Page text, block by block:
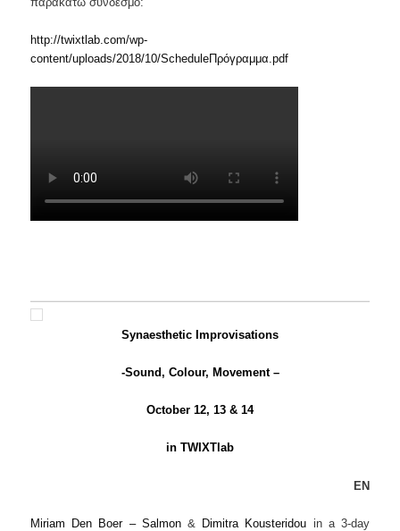
http://twixtlab.com/wp-
content/uploads/2018/10/ScheduleΠρόγραμμα.pdf
Synaesthetic Improvisations
-Sound, Colour, Movement –
October 12, 13 & 14
in TWIXTlab​
EN
Miriam Den Boer – Salmon& Dimitra Kousteridou in a 3-day